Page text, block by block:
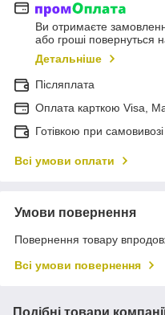
Ви отримаєте
або гроші повернуться
Детальніше
Післяплата
Оплата карткою Visa,
Готівкою при
Всі умови оплати
Умови повернення
Повернення товару
Всі умови повернення